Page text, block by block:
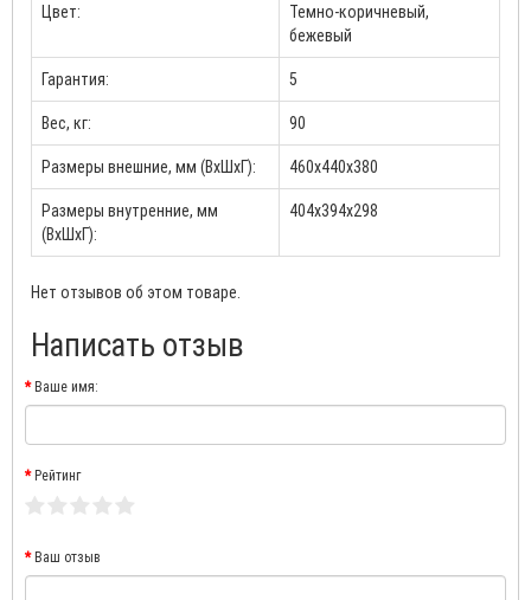
Цвет:
Темно-коричневый,
бежевый
Гарантия: 5
Вес, кг: 90
Размеры внешние, мм (ВхШхГ): 460х440х380
Размеры внутренние, мм
(ВхШхГ):
404х394х298
Нет отзывов об этом товаре.
Написать отзыв
Ваше имя:
Рейтинг
Ваш отзыв